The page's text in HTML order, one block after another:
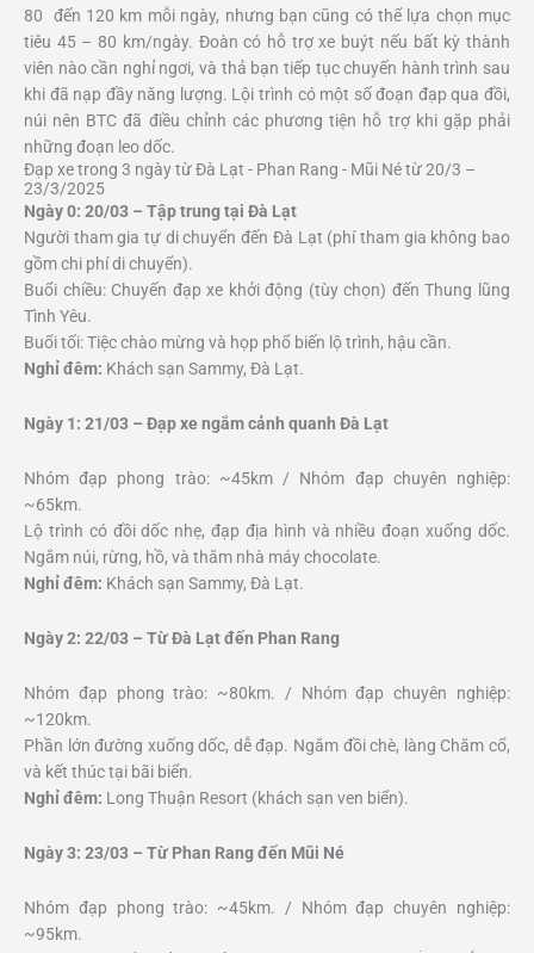
80 đến 120 km mỗi ngày, nhưng bạn cũng có thể lựa chọn mục
tiêu 45 – 80 km/ngày. Đoàn có hỗ trợ xe buýt nếu bất kỳ thành
viên nào cần nghỉ ngơi, và thả bạn tiếp tục chuyến hành trình sau
khi đã nạp đầy năng lượng. Lội trình có một số đoạn đạp qua đồi,
núi nên BTC đã điều chỉnh các phương tiện hỗ trợ khi gặp phải
những đoạn leo dốc.
Đạp xe trong 3 ngày từ Đà Lạt - Phan Rang - Mũi Né từ 20/3 –
23/3/2025
Ngày 0: 20/03 – Tập trung tại Đà Lạt
Người tham gia tự di chuyển đến Đà Lạt (phí tham gia không bao
gồm chi phí di chuyển).
Buổi chiều: Chuyến đạp xe khởi động (tùy chọn) đến Thung lũng
Tình Yêu.
Buổi tối: Tiệc chào mừng và họp phổ biến lộ trình, hậu cần.
Nghỉ đêm: Khách sạn Sammy, Đà Lạt.
Ngày 1: 21/03 – Đạp xe ngắm cảnh quanh Đà Lạt
Nhóm đạp phong trào: ~45km / Nhóm đạp chuyên nghiệp:
~65km.
Lộ trình có đồi dốc nhẹ, đạp địa hình và nhiều đoạn xuống dốc.
Ngắm núi, rừng, hồ, và thăm nhà máy chocolate.
Nghỉ đêm: Khách sạn Sammy, Đà Lạt.
Ngày 2: 22/03 – Từ Đà Lạt đến Phan Rang
Nhóm đạp phong trào: ~80km. / Nhóm đạp chuyên nghiệp:
~120km.
Phần lớn đường xuống dốc, dễ đạp. Ngắm đồi chè, làng Chăm cổ,
và kết thúc tại bãi biển.
Nghỉ đêm: Long Thuận Resort (khách sạn ven biển).
Ngày 3: 23/03 – Từ Phan Rang đến Mũi Né
Nhóm đạp phong trào: ~45km. / Nhóm đạp chuyên nghiệp:
~95km.